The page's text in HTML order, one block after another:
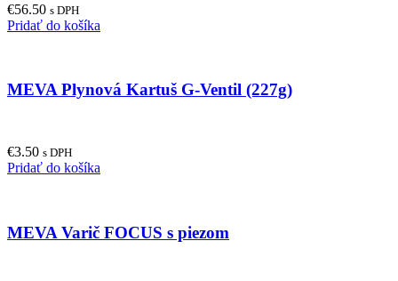
€56.50 s DPH
Pridať do košíka
MEVA Plynová Kartuš G-Ventil (227g)
€3.50 s DPH
Pridať do košíka
MEVA Varič FOCUS s piezom